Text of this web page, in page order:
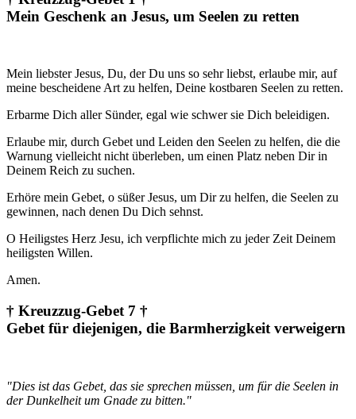
Mein Geschenk an Jesus, um Seelen zu retten
Mein liebster Jesus, Du, der Du uns so sehr liebst, erlaube mir, auf
meine bescheidene Art zu helfen, Deine kostbaren Seelen zu retten.
Erbarme Dich aller Sünder, egal wie schwer sie Dich beleidigen.
Erlaube mir, durch Gebet und Leiden den Seelen zu helfen, die die
Warnung vielleicht nicht überleben, um einen Platz neben Dir in
Deinem Reich zu suchen.
Erhöre mein Gebet, o süßer Jesus, um Dir zu helfen, die Seelen zu
gewinnen, nach denen Du Dich sehnst.
O Heiligstes Herz Jesu, ich verpflichte mich zu jeder Zeit Deinem
heiligsten Willen.
Amen.
† Kreuzzug-Gebet 7 †
Gebet für diejenigen, die Barmherzigkeit verweigern
"Dies ist das Gebet, das sie sprechen müssen, um für die Seelen in
der Dunkelheit um Gnade zu bitten."